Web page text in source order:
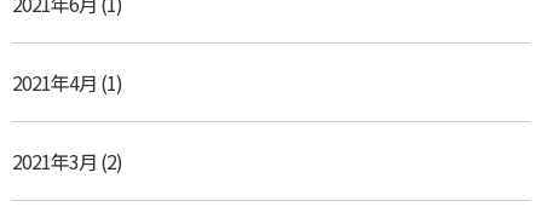
2021年4月 (1)
2021年3月 (2)